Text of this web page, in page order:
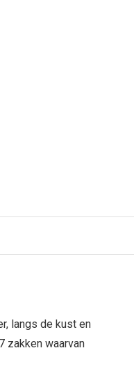
langs de kust en
zakken waarvan